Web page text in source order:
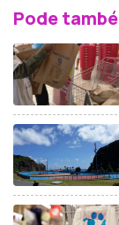
Pode